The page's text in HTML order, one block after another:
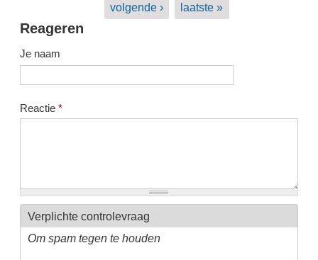
volgende ›
laatste »
Reageren
Je naam
Reactie *
Verplichte controlevraag
Om spam tegen te houden